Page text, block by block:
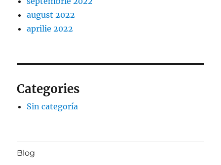
august 2022
aprilie 2022
Categories
Sin categoría
Blog